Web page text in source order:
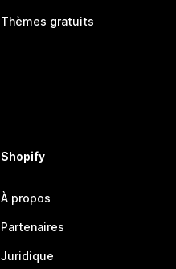
Thèmes gratuits
Shopify
À propos
Partenaires
Juridique